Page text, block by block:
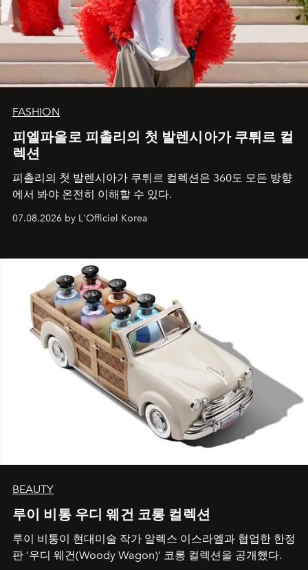
FASHION
피엘파올로 피촐리의 첫 발렌시아가 쿠튀르 컬
렉션
피촐리의 첫 발렌시아가 쿠튀르 컬렉션은 360도 모든 방향
에서 봐야 온전히 이해할 수 있다.
07.08.2026 by L'Officiel Korea
BEAUTY
루이 비통 우디 웨건 코롱 컬렉션
루이 비통이 현대미술 작가 알렉스 이스라엘과 협업한 한정
판 ’우디 웨건(Woody Wagon)‘ 코롱 컬렉션을 공개했다.